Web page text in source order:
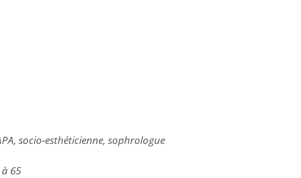
socio-esthéticienne, sophrologue
65